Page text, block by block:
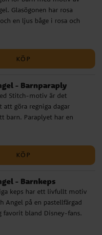
Glasögonen har rosa
en ljus båge i rosa och
fina karaktärsdetaljer. De
mot solens strålar och
✔️ Solglasögon med Stitch
fina karaktärsdetaljer ✔️
solens strålar ✔️ Bredd:
KÖP
- Barnparaply
Stitch-motiv är det
att göra regniga dagar
barn. Paraplyet har en
71 cm och är tillverkat av
och glasfiber. Det har 8
manuellt. Med en
Stitch som motiv
fans av filmerna.
KÖP
- Barnkeps
keps har ett livfullt motiv
Angel på en pastellfärgad
favorit bland Disney-fans.
design och skärm i blått